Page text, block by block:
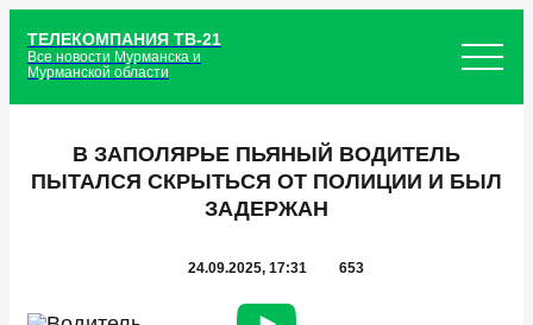
ТЕЛЕКОМПАНИЯ ТВ-21
Все новости Мурманска и
Мурманской области
В ЗАПОЛЯРЬЕ ПЬЯНЫЙ ВОДИТЕЛЬ
ПЫТАЛСЯ СКРЫТЬСЯ ОТ ПОЛИЦИИ И БЫЛ
ЗАДЕРЖАН
24.09.2025, 17:31 653